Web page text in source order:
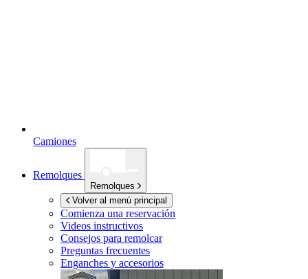
Camiones
Remolques
Remolques
Volver al menú principal
Comienza una reservación
Videos instructivos
Consejos para remolcar
Preguntas frecuentes
Enganches y accesorios